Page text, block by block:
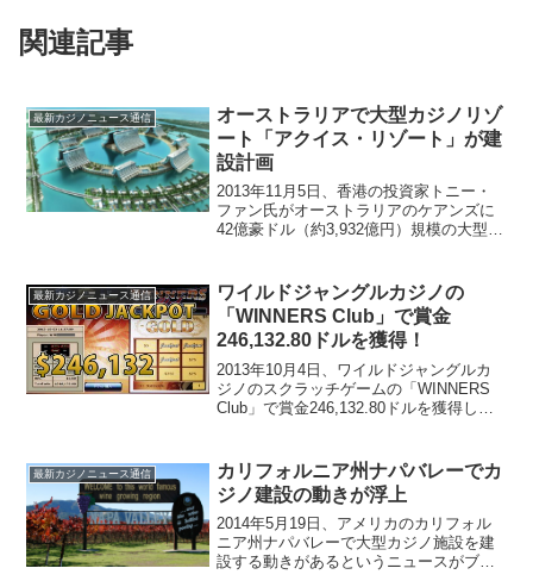
関連記事
最新カジノニュース通信
オーストラリアで大型カジノリゾ
ート「アクイス・リゾート」が建
設計画
2013年11月5日、香港の投資家トニー・
ファン氏がオーストラリアのケアンズに
42億豪ドル（約3,932億円）規模の大型カ
いうニュースがSankeiBizから届...
最新カジノニュース通信
ワイルドジャングルカジノの
「WINNERS Club」で賞金
246,132.80ドルを獲得！
2013年10月4日、ワイルドジャングルカ
ジノのスクラッチゲームの「WINNERS
Club」で賞金246,132.80ドルを獲得した
クポット！見事ジャックポットを引...
最新カジノニュース通信
カリフォルニア州ナパバレーでカ
ジノ建設の動きが浮上
2014年5月19日、アメリカのカリフォル
ニア州ナパバレーで大型カジノ施設を建
設する動きがあるというニュースがブル